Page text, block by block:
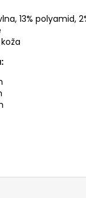
13% polyamid,